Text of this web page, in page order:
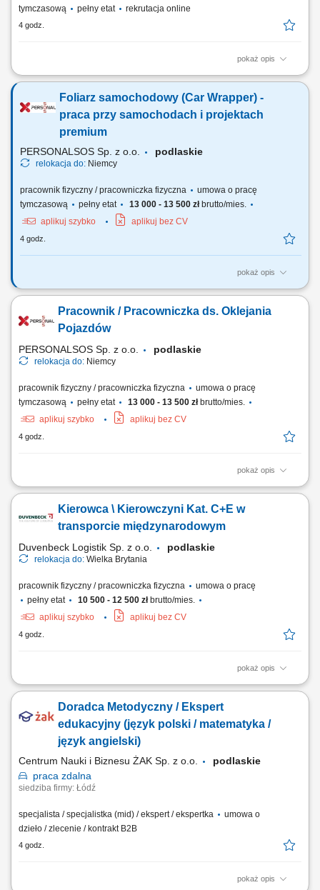
tymczasową
pełny etat rekrutacja online
4 godz.
pokaż opis
Otrzymujesz pełną stawkę godzinową brutto w wysokości 16,36 €. Na tę
godzinę oraz dodatek ADV, dodatek urlopowy i udział w zyskach. W
zależności od Twoich obowiązków możesz też otrzymać dodatkowe
Foliarz samochodowy (Car Wrapper) -
praca przy samochodach i projektach
premium
PERSONALSOS Sp. z o.o. podlaskie
relokacja do: Niemcy
pracownik fizyczny / pracowniczka fizyczna
umowa o pracę
tymczasową
pełny etat 13 000 - 13 500 złbrutto/mies.
aplikuj szybko
aplikuj bez CV
4 godz.
pokaż opis
Zadania: oklejanie samochodów osobowych i dostawczych folią,
grafik reklamowych na pojazdach, przygotowanie powierzchni do
oklejania, precyzyjne docinanie i aplikacja folii, kontrola jakości
Pracownik / Pracowniczka ds. Oklejania
Pojazdów
PERSONALSOS Sp. z o.o. podlaskie
relokacja do: Niemcy
pracownik fizyczny / pracowniczka fizyczna
umowa o pracę
tymczasową
pełny etat 13 000 - 13 500 złbrutto/mies.
aplikuj szybko
aplikuj bez CV
4 godz.
pokaż opis
Opis stanowiska: Oklejanie folią samochodów osobowych i
pojazdów. Nakładanie grafik reklamowych i elementów identyfikacji
wizualnej. Przygotowywanie karoserii, docinanie materiału oraz
Kierowca \ Kierowczyni Kat. C+E w
transporcie międzynarodowym
Duvenbeck Logistik Sp. z o.o. podlaskie
relokacja do: Wielka Brytania
pracownik fizyczny / pracowniczka fizyczna
umowa o pracę
pełny etat
10 500 - 12 500 złbrutto/mies.
aplikuj szybko
aplikuj bez CV
4 godz.
pokaż opis
Zarobki (10 500 -12 500 brutto) Twój zakres obowiązków:
techniczny pojazdu i zgłaszanie ewentualnych awarii; Odpowiednie
zabezpieczenie przewożonego towaru; Przestrzeganie obowiązujących
przepisów, w tym czasu pracy Kierowcy;...
Doradca Metodyczny / Ekspert
edukacyjny (język polski / matematyka /
język angielski)
Centrum Nauki i Biznesu ŻAK Sp. z o.o.
podlaskie
praca zdalna
siedziba firmy: Łódź
specjalista / specjalistka (mid) / ekspert / ekspertka
umowa o
dzieło / zlecenie / kontrakt B2B
4 godz.
pokaż opis